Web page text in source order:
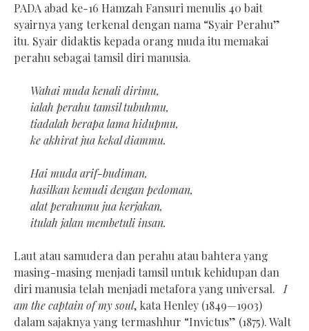
PADA abad ke-16 Hamzah Fansuri menulis 40 bait
syairnya yang terkenal dengan nama “Syair Perahu”
itu. Syair didaktis kepada orang muda itu memakai
perahu sebagai tamsil diri manusia.
Wahai muda kenali dirimu,
ialah perahu tamsil tubuhmu,
tiadalah berapa lama hidupmu,
ke akhirat jua kekal diammu.
Hai muda arif-budiman,
hasilkan kemudi dengan pedoman,
alat perahumu jua kerjakan,
itulah jalan membetuli insan.
Laut atau samudera dan perahu atau bahtera yang
masing-masing menjadi tamsil untuk kehidupan dan
diri manusia telah menjadi metafora yang universal.
I
am the captain of my soul, kata Henley (1849—1903)
dalam sajaknya yang termashhur “Invictus” (1875). Walt